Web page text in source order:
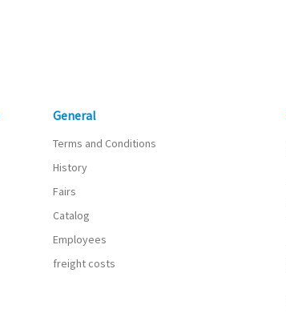
General
Terms and Conditions
History
Fairs
Catalog
Employees
freight costs